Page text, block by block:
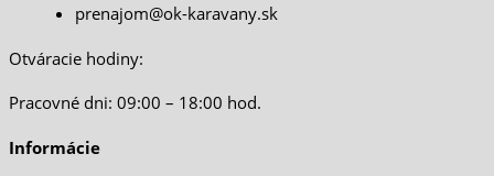
prenajom@ok-karavany.sk
Otváracie hodiny:
Pracovné dni: 09:00 – 18:00 hod.
Informácie